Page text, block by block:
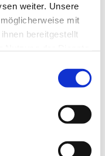
weiter. Unsere
mit
bereitgestellt
weiterhin nutzen.